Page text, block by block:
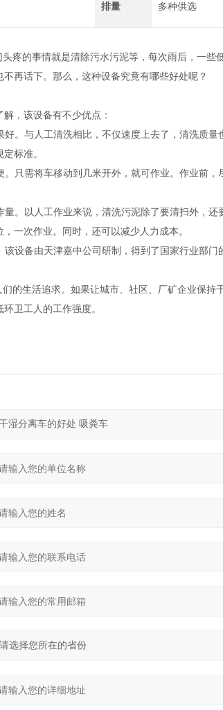
排量 多种供选
疼的事情就是清除污水污泥等 ，每次雨后，一些
不再话下。那么，这种设备究竟有哪些好处呢？
，该设备有不少优点 ：
好。与人工清洗相比，不仅速度上去了，清洗质
标准。
。只需将车移动到几米开外，就可作业。作业前
。以人工作业来说，清洗污泥除了要清扫外，还
一次作业。同时，还可以减少人力成本。
该设备由天津嘉中公司研制，得到了国家行业部门
的生活追求。如果让城市、社区、厂矿企业保持
卫工人的工作强度。